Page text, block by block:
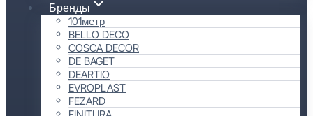
Бренды
101метр
BELLO DECO
COSCA DECOR
DE BAGET
DEARTIO
EVROPLAST
FEZARD